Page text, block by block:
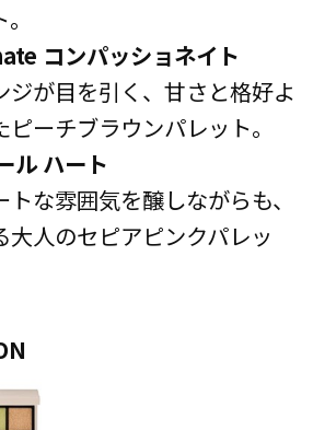
コンパッショネイト
ジが目を引く、甘さと格好よ
ーチブラウンパレット。
ル ハート
な雰囲気を醸しながらも、
大人のセピアピンクパレッ